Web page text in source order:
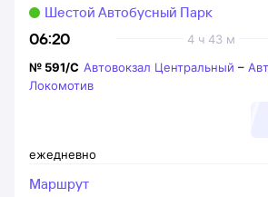
06:20 4 ч 43 м
Шестой Автобусный Парк
ежедневно
№ 591/С Автовокзал Центральный –
Локомотив
Маршрут